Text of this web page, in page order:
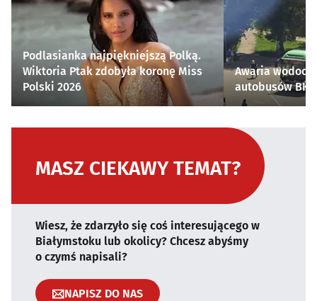
Podlasianka najpiękniejszą Polką.
Wiktoria Ptak zdobyła koronę Miss
Polski 2026
Awaria
autobusów
MASZ CIEKAWY TEMAT?
Wiesz, że zdarzyło się coś interesującego w
Białymstoku lub okolicy? Chcesz abyśmy
o czymś napisali?
NAPISZ DO NAS